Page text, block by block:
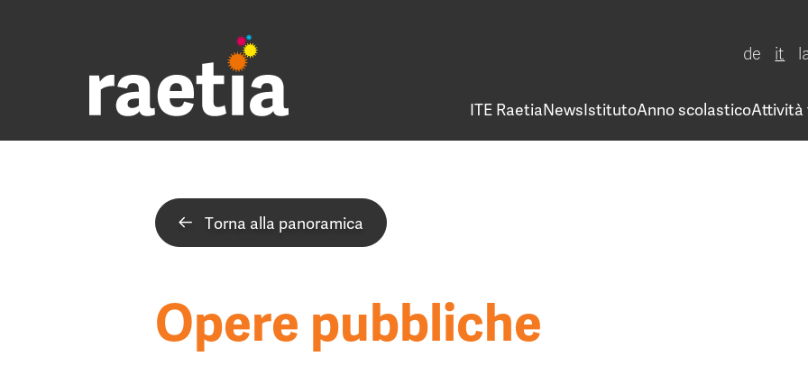
de it
ITE RaetiaNewsIstitutoAnno scolasticoAttività
Torna alla panoramica
Opere pubbliche